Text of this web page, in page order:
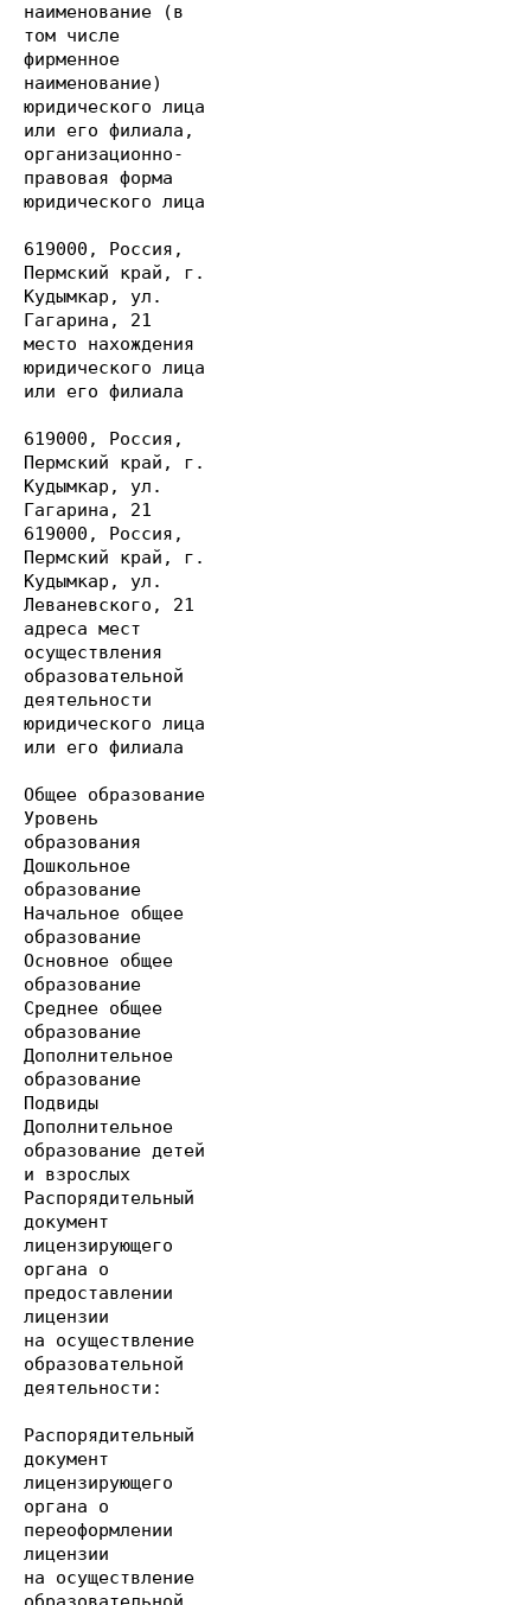
наименование (в
том числе
фирменное
наименование)
юридического лица
или его филиала,
организационно-
правовая форма
юридического лица
619000, Россия,
Пермский край, г.
Кудымкар, ул.
Гагарина, 21
место нахождения
юридического лица
или его филиала
619000, Россия,
Пермский край, г.
Кудымкар, ул.
Гагарина, 21
619000, Россия,
Пермский край, г.
Кудымкар, ул.
Леваневского, 21
адреса мест
осуществления
образовательной
деятельности
юридического лица
или его филиала
Общее образование
Уровень
образования
Дошкольное
образование
Начальное общее
образование
Основное общее
образование
Среднее общее
образование
Дополнительное
образование
Подвиды
Дополнительное
образование детей
и взрослых
Распорядительный
документ
лицензирующего
органа о
предоставлении
лицензии
на осуществление
образовательной
деятельности:
Распорядительный
документ
лицензирующего
органа о
переоформлении
лицензии
на осуществление